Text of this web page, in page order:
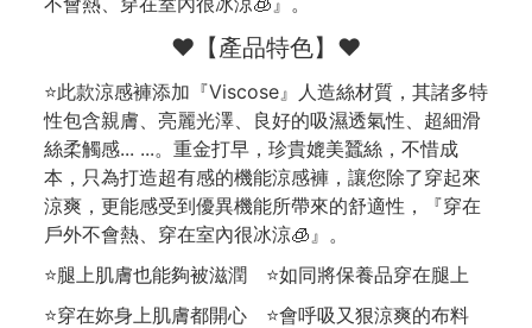
❤️【產品特色】❤️
⭐此款涼感褲添加『Viscose』人造絲材質，其諸多特
性包含親膚、亮麗光澤、良好的吸濕透氣性、超細滑
絲柔觸感... ...。重金打早，珍貴媲美蠶絲，不惜成
本，只為打造超有感的機能涼感褲，讓您除了穿起來
涼爽，更能感受到優異機能所帶來的舒適性，『穿在
戶外不會熱、穿在室內很冰涼🧊』。
⭐腿上肌膚也能夠被滋潤 ⭐如同將保養品穿在腿上
⭐穿在妳身上肌膚都開心 ⭐會呼吸又狠涼爽的布料